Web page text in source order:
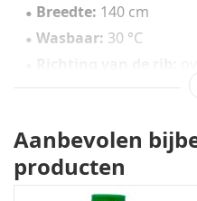
Breedte: 140 cm
Wasbaar: 30 °C
per strekkende
Toepassing
Bekleding van
Aanbevolen
producten